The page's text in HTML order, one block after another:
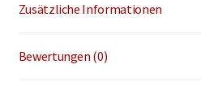
Zusätzliche Informationen
Bewertungen (0)